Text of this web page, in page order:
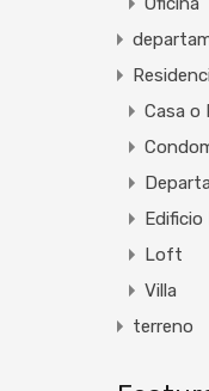
Casa o
Loft
Villa
terreno